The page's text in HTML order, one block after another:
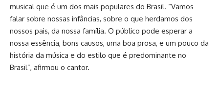
musical que é um dos mais populares do Brasil. “Vamos
falar sobre nossas infâncias, sobre o que herdamos dos
nossos pais, da nossa família. O público pode esperar a
nossa essência, bons causos, uma boa prosa, e um pouco da
história da música e do estilo que é predominante no
Brasil”, afirmou o cantor.